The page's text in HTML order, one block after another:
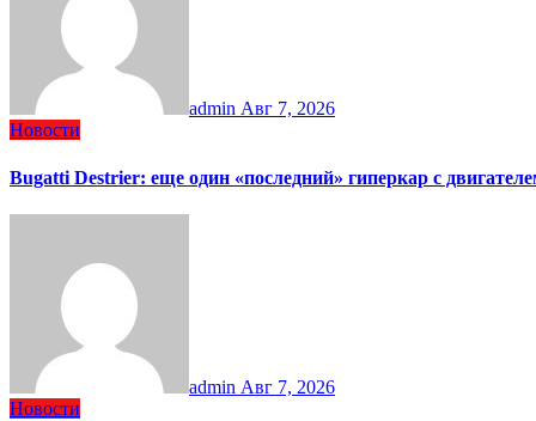
admin Авг 7, 2026
Новости
Bugatti Destrier: еще один «последний» гиперкар с
admin Авг 7, 2026
Новости